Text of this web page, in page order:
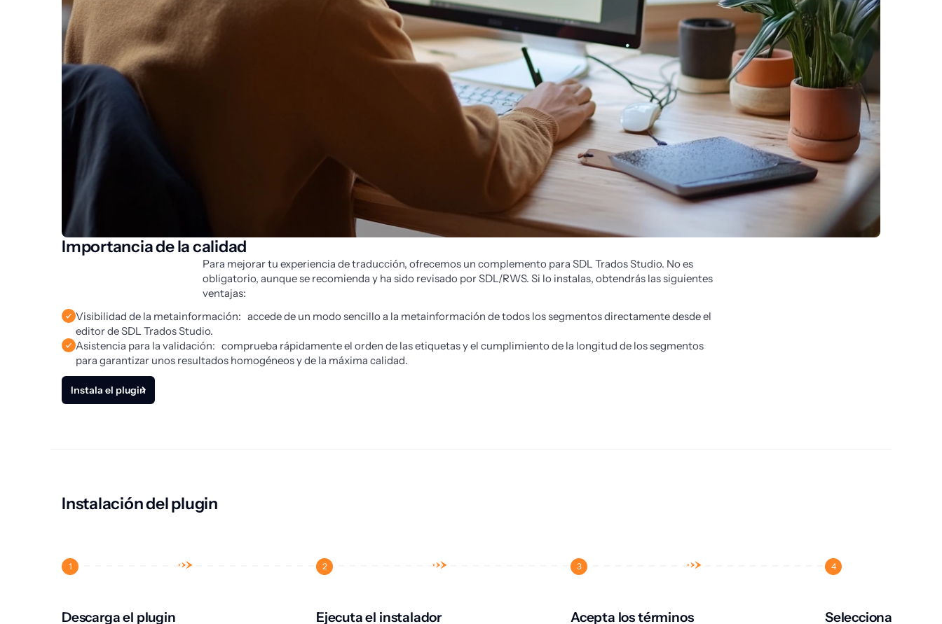
Importancia de la calidad
Para mejorar tu experiencia de traducción, ofrecemos un complemento para SDL Trados Studio. No es
obligatorio, aunque se recomienda y ha sido revisado por SDL/RWS. Si lo instalas, obtendrás las siguientes
ventajas:
Visibilidad de la metainformación: accede de un modo sencillo a la metainformación de todos los segmentos directamente desde el
editor de SDL Trados Studio.
Asistencia para la validación: comprueba rápidamente el orden de las etiquetas y el cumplimiento de la longitud de los segmentos
para garantizar unos resultados homogéneos y de la máxima calidad.
Instala el plugin
Instalación del plugin
1
Descarga el plugin
2
Ejecuta el instalador
3
Acepta los términos
4
Selecciona la